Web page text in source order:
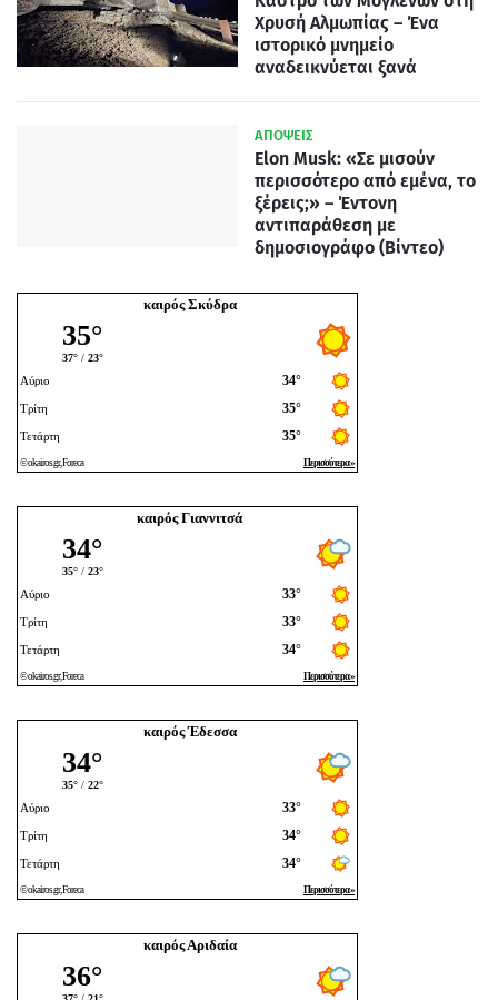
Χρυσή Αλμωπίας – Ένα
ιστορικό μνημείο
αναδεικνύεται ξανά
ΑΠΟΨΕΙΣ
Elon Musk: «Σε μισούν
περισσότερο από εμένα, το
ξέρεις;» – Έντονη
αντιπαράθεση με
δημοσιογράφο (Βίντεο)
καιρός Σκύδρα
καιρός Γιαννιτσά
καιρός Έδεσσα
καιρός Αριδαία